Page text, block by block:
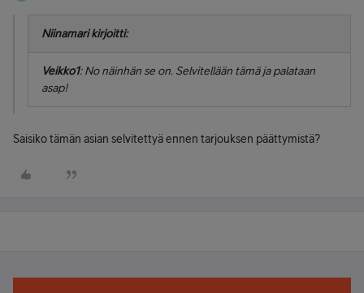
Niinamari kirjoitti:
Veikko1: No näinhän se on. Selvitellään tämä ja palataan
asap!
Saisiko tämän asian selvitettyä ennen tarjouksen päättymistä?